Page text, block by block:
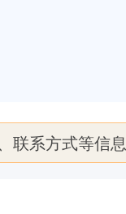
联系方式等信息